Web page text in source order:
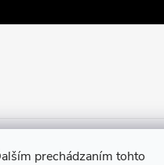
prechádzaním tohto